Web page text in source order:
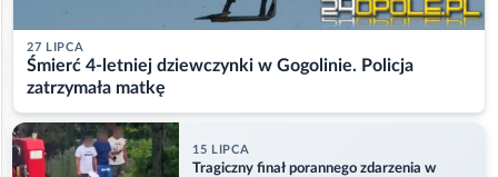
27 LIPCA
Śmierć 4-letniej dziewczynki w Gogolinie. Policja
zatrzymała matkę
15 LIPCA
Tragiczny finał porannego zdarzenia w